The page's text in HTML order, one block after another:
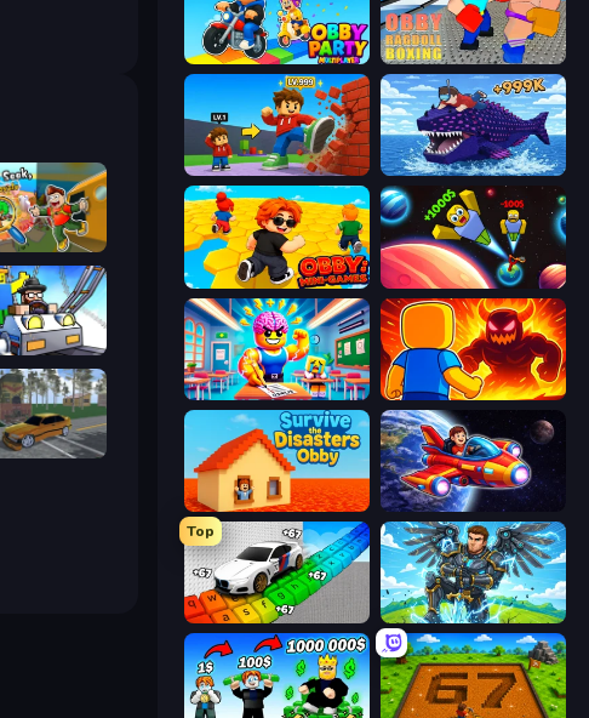
Obby: Hide and Seek, Battle Royale
Carts
Obby: Car Crash Sandbox
Obby Party Multiplayer Obby: Ragdoll Boxing
Obby: +1 Click Wall Breaker Obby Fish Challenge: Ride
Obby: Mini-Games Obby: +1 to Spaceflight Altitude
Obby: Dumb or Genius IQ Test Obby: Legendary Dragon
Survive the Disasters: Obby Obby Space Challenge: Starships
Top
Obby: Pull a Sword